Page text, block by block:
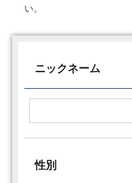
い。
ニックネーム
性別